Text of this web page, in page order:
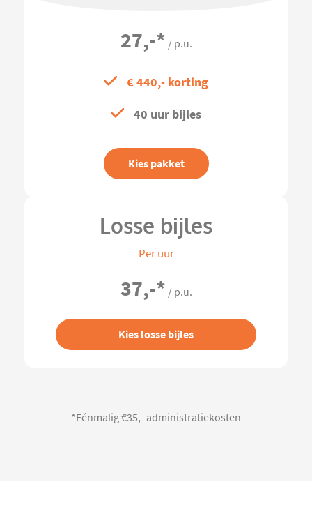
27,-* / p.u.
€ 440,- korting
40 uur bijles
Kies pakket
Losse bijles
Per uur
37,-* / p.u.
Kies losse bijles
*Eénmalig €35,- administratiekosten